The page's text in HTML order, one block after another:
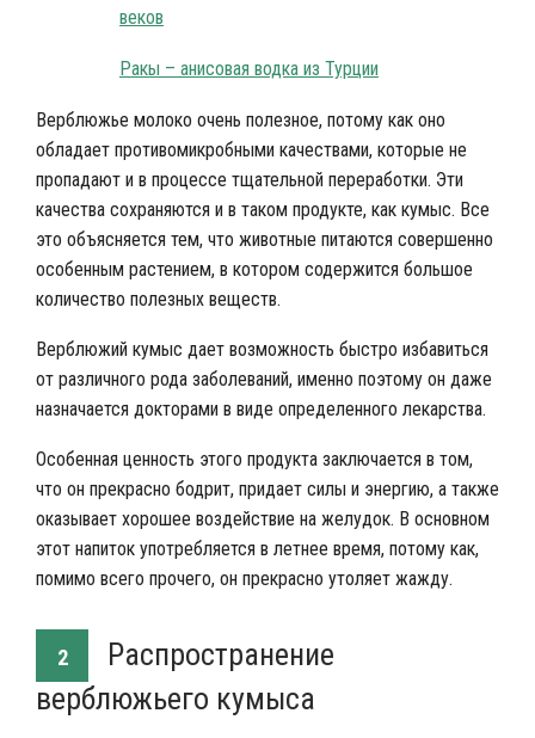
веков
Ракы – анисовая водка из Турции
Верблюжье молоко очень полезное, потому как оно
обладает противомикробными качествами, которые не
пропадают и в процессе тщательной переработки. Эти
качества сохраняются и в таком продукте, как кумыс. Все
это объясняется тем, что животные питаются совершенно
особенным растением, в котором содержится большое
количество полезных веществ.
Верблюжий кумыс дает возможность быстро избавиться
от различного рода заболеваний, именно поэтому он даже
назначается докторами в виде определенного лекарства.
Особенная ценность этого продукта заключается в том,
что он прекрасно бодрит, придает силы и энергию, а также
оказывает хорошее воздействие на желудок. В основном
этот напиток употребляется в летнее время, потому как,
помимо всего прочего, он прекрасно утоляет жажду.
2
Распространение
верблюжьего кумыса